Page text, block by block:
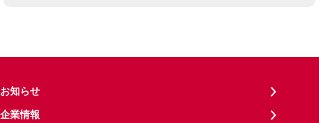
お知らせ
企業情報